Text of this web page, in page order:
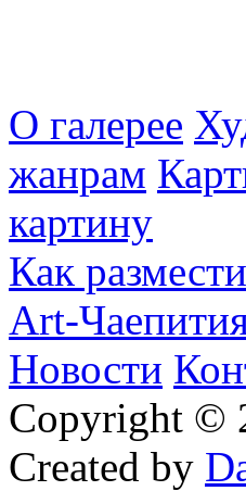
О галерее
жанрам
картину
Как
Art-
Новости
Copyright ©
Created by